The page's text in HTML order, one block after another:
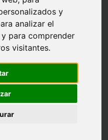
y
analizar el
para comprender
visitantes.